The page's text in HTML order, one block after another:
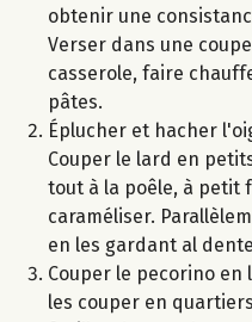
obtenir une
Verser dans une
casserole, faire
pâtes.
Éplucher et hacher
Couper le lard en
tout à la poêle, à petit
caraméliser.
en les gardant al
Couper le pecorino en
les couper en